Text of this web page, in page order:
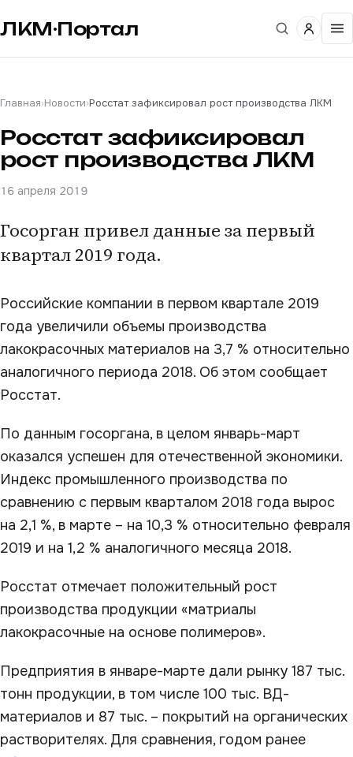
ЛКМ·Портал
Главная›Новости›Росстат зафиксировал рост производства ЛКМ
Росстат зафиксировал
рост производства ЛКМ
16 апреля 2019
Госорган привел данные за первый
квартал 2019 года.
Российские компании в первом квартале 2019
года увеличили объемы производства
лакокрасочных материалов на 3,7 % относительно
аналогичного периода 2018. Об этом сообщает
Росстат.
По данным госоргана, в целом январь-март
оказался успешен для отечественной экономики.
Индекс промышленного производства по
сравнению с первым кварталом 2018 года вырос
на 2,1 %, в марте – на 10,3 % относительно февраля
2019 и на 1,2 % аналогичного месяца 2018.
Росстат отмечает положительный рост
производства продукции «матриалы
лакокрасочные на основе полимеров».
Предприятия в январе-марте дали рынку 187 тыс.
тонн продукции, в том числе 100 тыс. ВД-
материалов и 87 тыс. – покрытий на органических
растворителях. Для сравнения, годом ранее